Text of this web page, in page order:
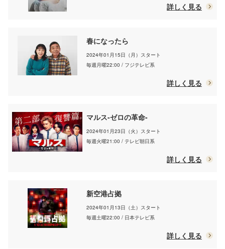
詳しく見る
春になったら
2024年01月15日（月）スタート
毎週月曜22:00 / フジテレビ系
詳しく見る
マルス-ゼロの革命-
2024年01月23日（火）スタート
毎週火曜21:00 / テレビ朝日系
詳しく見る
新空港占拠
2024年01月13日（土）スタート
毎週土曜22:00 / 日本テレビ系
詳しく見る